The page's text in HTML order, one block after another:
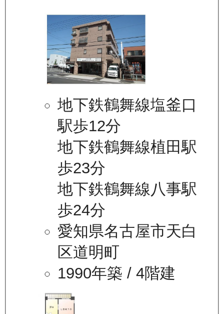
地下鉄鶴舞線塩釜口
駅歩12分
地下鉄鶴舞線植田駅
歩23分
地下鉄鶴舞線八事駅
歩24分
愛知県名古屋市天白
区道明町
1990年築 / 4階建